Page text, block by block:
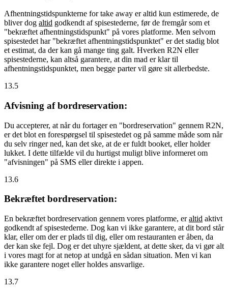
Afhentningstidspunkterne for take away er altid kun estimerede, de
bliver dog altid godkendt af spisestederne, før de fremgår som et
"bekræftet afhentningstidspunkt" på vores platforme. Men selvom
spisestedet har "bekræftet afhentningstidspunktet" er det stadig blot
et estimat, da der kan gå mange ting galt. Hverken R2N eller
spisestederne, kan altså garantere, at din mad er klar til
afhentningstidspunktet, men begge parter vil gøre sit allerbedste.
13.5
Afvisning af bordreservation:
Du accepterer, at når du fortager en "bordreservation" gennem R2N,
er det blot en forespørgsel til spisestedet og på samme måde som når
du selv ringer ned, kan det ske, at de er fuldt booket, eller holder
lukket. I dette tilfælde vil du hurtigst muligt blive informeret om
"afvisningen" på SMS eller direkte i appen.
13.6
Bekræftet bordreservation:
En bekræftet bordreservation gennem vores platforme, eraltid aktivt
godkendt af spisestederne. Dog kan vi ikke garantere, at dit bord står
klar, eller om der er plads til dig, eller om restauranten er åben, da
der kan ske fejl. Dog er det uhyre sjældent, at dette sker, da vi gør alt
i vores magt for at netop at undgå en sådan situation. Men vi kan
ikke garantere noget eller holdes ansvarlige.
13.7